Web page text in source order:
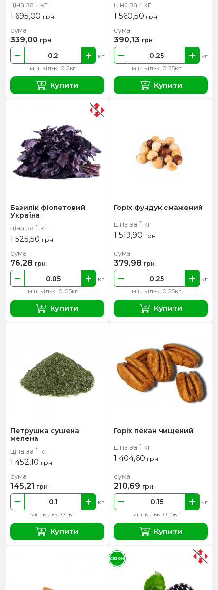
ціна за 1 кг
1 695,00 грн
мін. кільк. 0.2кг
кг
сума
339,00 грн
Купити
ціна за 1 кг
1 560,50 грн
мін. кільк. 0.25кг
кг
сума
390,13 грн
Купити
Базилік фіолетовий
Україна
ціна за 1 кг
1 525,50 грн
мін. кільк. 0.05кг
кг
сума
76,28 грн
Купити
Горіх фундук смажений
ціна за 1 кг
1 519,90 грн
мін. кільк. 0.25кг
кг
сума
379,98 грн
Купити
Петрушка сушена
мелена
ціна за 1 кг
1 452,10 грн
мін. кільк. 0.1кг
кг
сума
145,21 грн
Купити
Горіх пекан чищений
ціна за 1 кг
1 404,60 грн
мін. кільк. 0.15кг
кг
сума
210,69 грн
Купити
СЕЗОН